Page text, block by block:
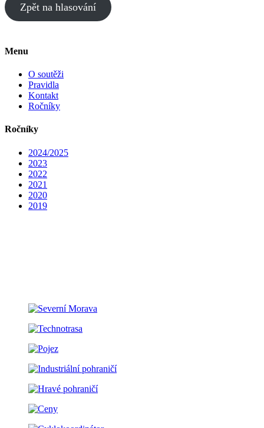
Zpět na hlasování
Menu
O soutěži
Pravidla
Kontakt
Ročníky
Ročníky
2024/2025
2023
2022
2021
2020
2019